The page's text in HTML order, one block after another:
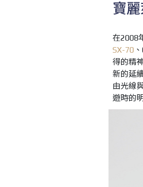
寶
在2008
SX-70
得的精
新的延
由光線
遊時的